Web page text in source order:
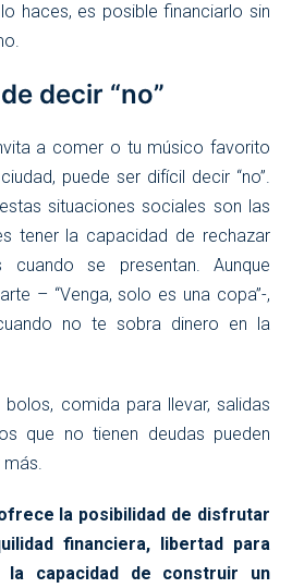
haces, es posible financiarlo sin
decir “no”
a comer o tu músico favorito
puede ser difícil decir “no”.
situaciones sociales son las
tener la capacidad de rechazar
cuando se presentan. Aunque
– “Venga, solo es una copa”-,
no te sobra dinero en la
comida para llevar, salidas
que no tienen deudas pueden
la posibilidad de disfrutar
financiera, libertad para
capacidad de construir un